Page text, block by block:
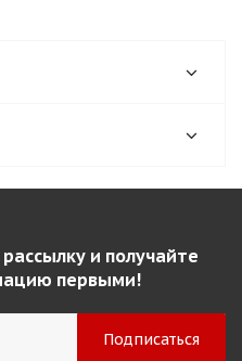
и получайте
первыми!